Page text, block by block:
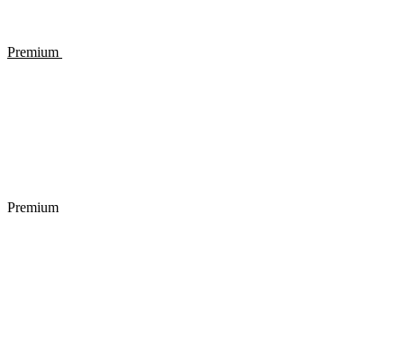
Premium
Premium